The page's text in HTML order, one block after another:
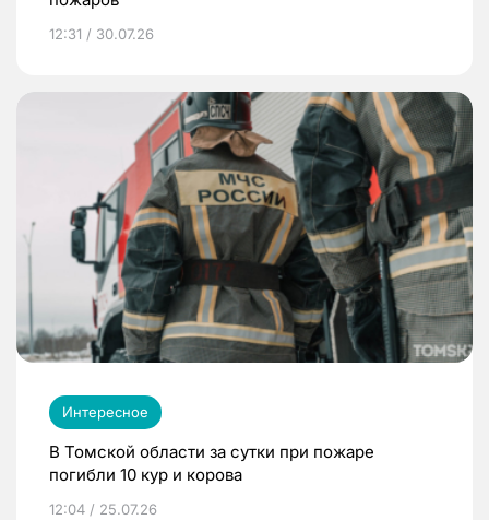
12:31 / 30.07.26
Интересное
В Томской области за сутки при пожаре
погибли 10 кур и корова
12:04 / 25.07.26